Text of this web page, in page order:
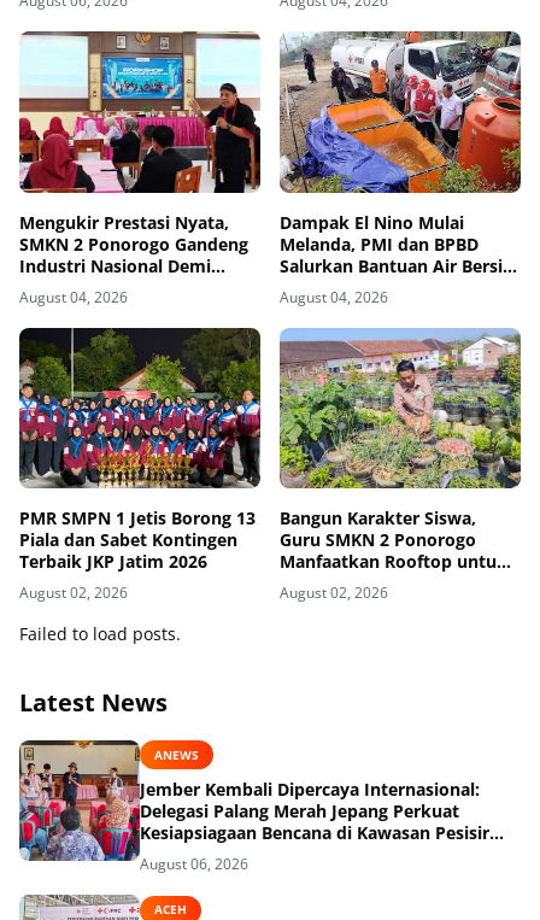
Kemanusiaan Sambut HUT
RI ke-81
Mengukir Prestasi Nyata,
SMKN 2 Ponorogo Gandeng
Industri Nasional Demi
Sesuaikan Kurikulum
dengan Kebutuhan Dunia
Kerja
August 04, 2026
Dampak El Nino Mulai
Melanda, PMI dan BPBD
Salurkan Bantuan Air Bersih
ke Desa Terdampak di
Ponorogo
August 04, 2026
PMR SMPN 1 Jetis Borong 13
Piala dan Sabet Kontingen
Terbaik JKP Jatim 2026
August 02, 2026
Bangun Karakter Siswa,
Guru SMKN 2 Ponorogo
Manfaatkan Rooftop untuk
Ketahanan Pangan
August 02, 2026
Failed to load posts.
Latest News
ANEWS
Jember Kembali Dipercaya Internasional:
Delegasi Palang Merah Jepang Perkuat
Kesiapsiagaan Bencana di Kawasan Pesisir
dan Sekolah
August 06, 2026
ACEH